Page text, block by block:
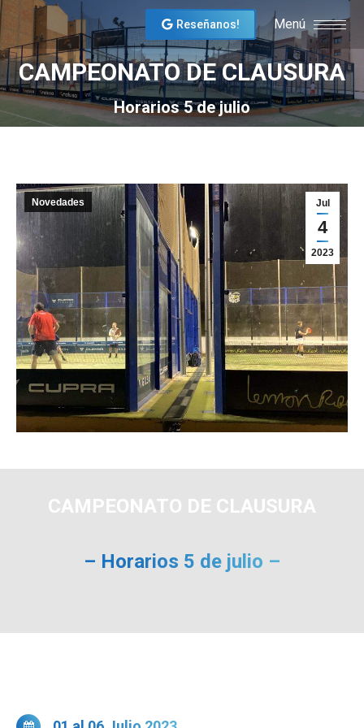
Menú
Reseñanos!
CAMPEONATO DE CLAUSURA
Horarios 5 de julio
You are here:
Jul
4
2023
Novedades
CAMPEONATO DE CLAUSURA
– Horarios 5 de julio –